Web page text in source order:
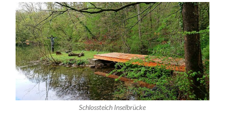
Schlossteich Inselbrücke